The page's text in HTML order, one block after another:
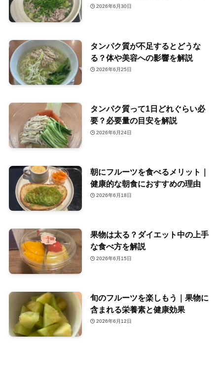
2026年6月30日
タンパク質が不足するとどうな
る？体や美容への影響を解説
2026年6月25日
タンパク質って1日どれぐらい必
要？必要量の目安を解説
2026年6月24日
朝にフルーツを食べるメリット｜
健康的な朝食におすすめの理由
2026年6月18日
果物は太る？ダイエット中の上手
な食べ方を解説
2026年6月15日
旬のフルーツを楽しもう｜果物に
含まれる栄養素と健康効果
2026年6月12日